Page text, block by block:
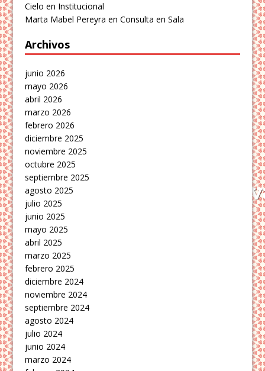
Cielo en Institucional
Marta Mabel Pereyra enConsulta en Sala
Archivos
junio 2026
mayo 2026
abril 2026
marzo 2026
febrero 2026
diciembre 2025
noviembre 2025
octubre 2025
septiembre 2025
agosto 2025
julio 2025
junio 2025
mayo 2025
abril 2025
marzo 2025
febrero 2025
diciembre 2024
noviembre 2024
septiembre 2024
agosto 2024
julio 2024
junio 2024
marzo 2024